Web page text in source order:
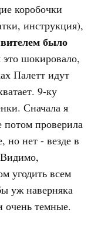
коробочки
инструкция),
было
это шокировало,
Палетт идут
9-ку
Сначала я
потом проверила
но нет - везде в
Видимо,
угодить всем
уж наверняка
очень темные.